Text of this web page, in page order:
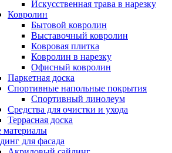
Искусственная трава в нарезку
Ковролин
Бытовой ковролин
Выставочный ковролин
Ковровая плитка
Ковролин в нарезку
Офисный ковролин
Паркетная доска
Спортивные напольные покрытия
Спортивный линолеум
Средства для очистки и ухода
Террасная доска
материалы
для фасада